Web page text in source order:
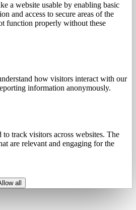
a website usable by enabling basic
and access to secure areas of the
function properly without these
how visitors interact with our
information anonymously.
track visitors across websites. The
are relevant and engaging for the
all